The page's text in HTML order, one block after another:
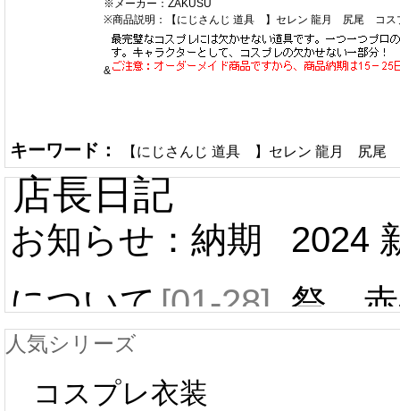
※メーカー：ZAKUSU
※商品説明：【にじさんじ 道具 】セレン 龍月 尻尾 コス
&
キーワード： 【にじさんじ 道具 】セレン 龍月 尻
店長日記
お知らせ：納期
について[01-28]
中国旧正月の影
2024
祭 赤
人気シリーズ
コスプレ衣装